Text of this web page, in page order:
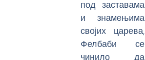
под заставама
и знамењима
својих царева,
Фелбаби се
чинило да